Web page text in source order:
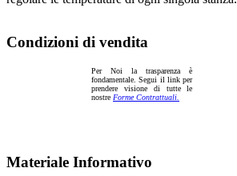
Condizioni di vendita
Per Noi la trasparenza è
fondamentale. Segui il link per
prendere visione di tutte le
nostre Forme Contrattuali.
Materiale Informativo